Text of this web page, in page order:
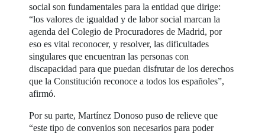
social son fundamentales para la entidad que dirige:
“los valores de igualdad y de labor social marcan la
agenda del Colegio de Procuradores de Madrid, por
eso es vital reconocer, y resolver, las dificultades
singulares que encuentran las personas con
discapacidad para que puedan disfrutar de los derechos
que la Constitución reconoce a todos los españoles”,
afirmó.
Por su parte, Martínez Donoso puso de relieve que
“este tipo de convenios son necesarios para poder